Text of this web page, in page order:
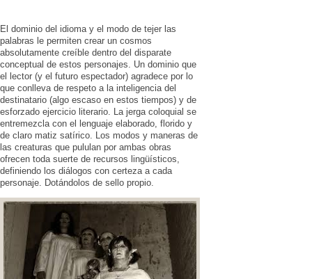
El dominio del idioma y el modo de tejer las
palabras le permiten crear un cosmos
absolutamente creíble dentro del disparate
conceptual de estos personajes. Un dominio que
el lector (y el futuro espectador) agradece por lo
que conlleva de respeto a la inteligencia del
destinatario (algo escaso en estos tiempos) y de
esforzado ejercicio literario. La jerga coloquial se
entremezcla con el lenguaje elaborado, florido y
de claro matiz satírico. Los modos y maneras de
las creaturas que pululan por ambas obras
ofrecen toda suerte de recursos lingüísticos,
definiendo los diálogos con certeza a cada
personaje. Dotándolos de sello propio.